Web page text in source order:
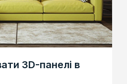
3D-панелі в